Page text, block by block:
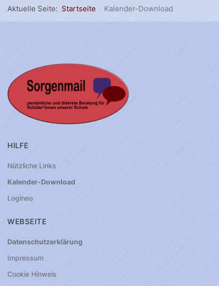
Aktuelle Seite: Startseite Kalender-Download
HILFE
Nützliche Links
Kalender-Download
Logineo
WEBSEITE
Datenschutzerklärung
Impressum
Cookie Hinweis